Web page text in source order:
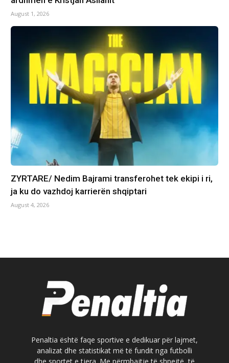
August 1, 2026
ZYRTARE/ Nedim Bajrami transferohet tek ekipi i ri,
ja ku do vazhdoj karrierën shqiptari
August 4, 2026
Penaltia është faqe sportive e dedikuar për lajmet,
analizat dhe statistikat më të fundit nga futbolli